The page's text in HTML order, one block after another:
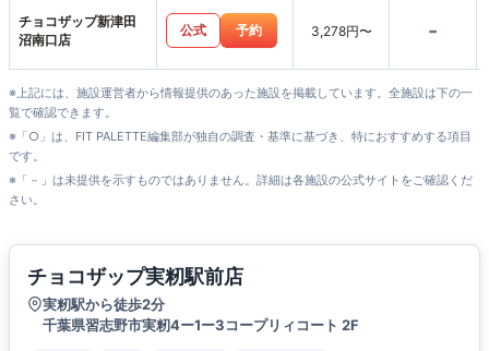
チョコザップ新津田
沼南口店
公式 予約 3,278円〜 -
※上記には、施設運営者から情報提供のあった施設を掲載しています。全施設は下の一
覧で確認できます。
※「○」は、FIT PALETTE編集部が独自の調査・基準に基づき、特におすすめする項目
です。
※「－」は未提供を示すものではありません。詳細は各施設の公式サイトをご確認くだ
さい。
チョコザップ実籾駅前店
実籾駅から徒歩2分
千葉県習志野市実籾4ー1ー3コープリィコート 2F